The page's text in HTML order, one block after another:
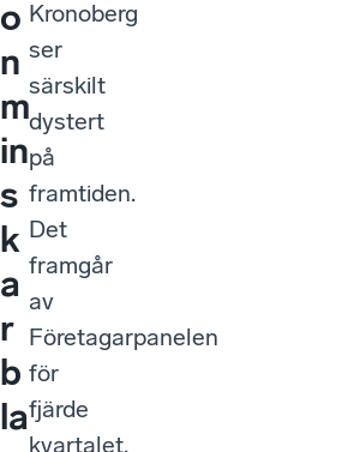
o
n
m
in
s
k
a
r
b
la
Kronoberg
ser
särskilt
dystert
på
framtiden.
Det
framgår
av
Företagarpanelen
för
fjärde
kvartalet.